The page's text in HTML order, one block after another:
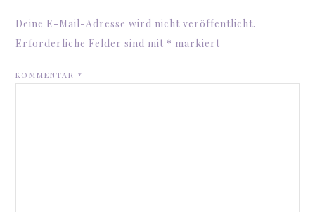
Deine E-Mail-Adresse wird nicht veröffentlicht.
Erforderliche Felder sind mit * markiert
KOMMENTAR*